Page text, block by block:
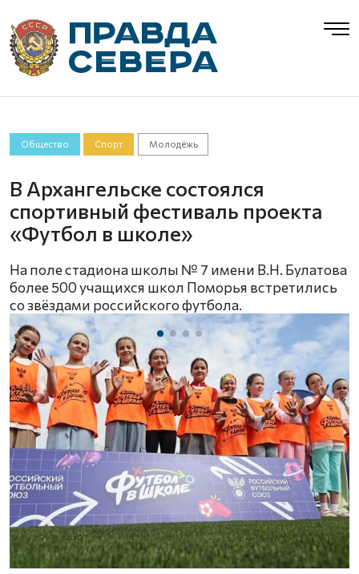
Общество Спорт Молодёжь
В Архангельске состоялся
спортивный фестиваль проекта
«Футбол в школе»
На поле стадиона школы № 7 имени В.Н. Булатова
более 500 учащихся школ Поморья встретились
со звёздами российского футбола.